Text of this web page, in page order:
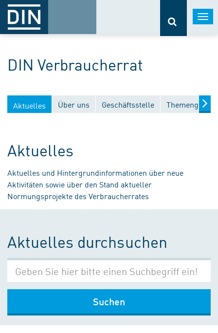
DIN Verbraucherrat
Aktuelles Über uns Geschäftsstelle
Aktuelles
Aktuelles und Hintergrundinformationen über neue
Aktivitäten sowie über den Stand aktueller
Normungsprojekte des Verbraucherrates
Aktuelles durchsuchen
Suchen